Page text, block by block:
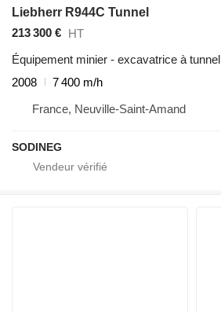
Liebherr R944C Tunnel
213 300 € HT
Équipement minier - excavatrice à tunnel
2008
7 400 m/h
France, Neuville-Saint-Amand
SODINEG